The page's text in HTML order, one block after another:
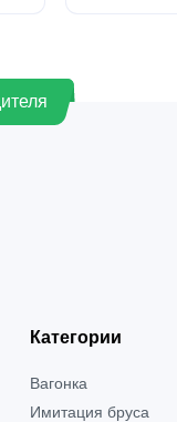
Категории
Вагонка
Имитация бруса